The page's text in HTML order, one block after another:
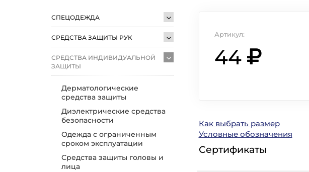
СПЕЦОДЕЖДА
СРЕДСТВА ЗАЩИТЫ РУК
СРЕДСТВА ИНДИВИДУАЛЬНОЙ
ЗАЩИТЫ
Дерматологические
средства защиты
Диэлектрические средства
безопасности
Одежда с ограниченным
сроком эксплуатации
Средства защиты головы и
лица
Артикул:
44
Как выбрать размер
Условные обозначения
Сертификаты